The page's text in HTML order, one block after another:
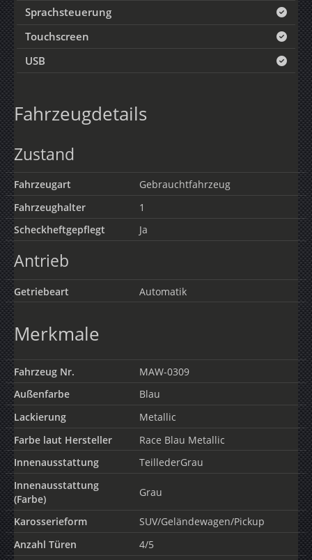
Sprachsteuerung
Touchscreen
USB
Fahrzeugdetails
Zustand
Fahrzeugart
Gebrauchtfahrzeug
Fahrzeughalter
1
Scheckheftgepflegt
Ja
Antrieb
Getriebeart Automatik
Merkmale
Fahrzeug Nr.
MAW-0309
Außenfarbe
Blau
Lackierung
Metallic
Farbe laut Hersteller
Race Blau Metallic
Innenausstattung
TeillederGrau
Innenausstattung
(Farbe)
Grau
Karosserieform
SUV/Geländewagen/Pickup
Anzahl Türen
4/5